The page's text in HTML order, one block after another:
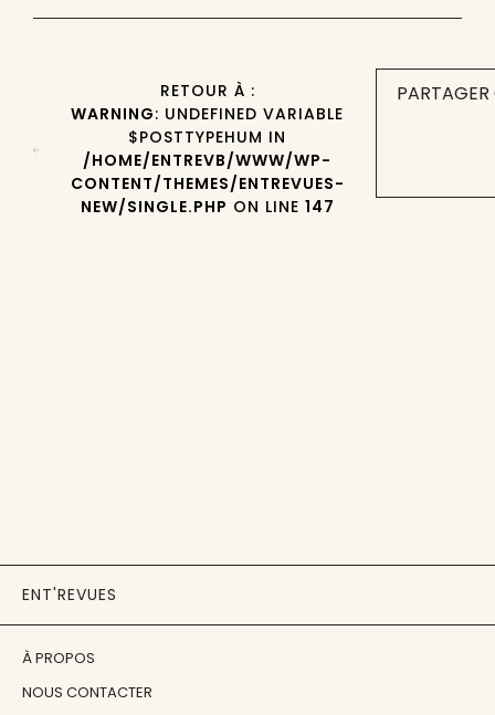
RETOUR À :
WARNING: UNDEFINED VARIABLE
$POSTTYPEHUM IN
/HOME/ENTREVB/WWW/WP-
CONTENT/THEMES/ENTREVUES-
NEW/SINGLE.PHP ON LINE 147
ENT'REVUES
À PROPOS
NOUS CONTACTER